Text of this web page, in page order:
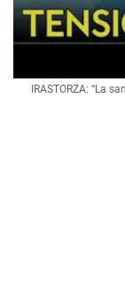
IRASTORZA: “La